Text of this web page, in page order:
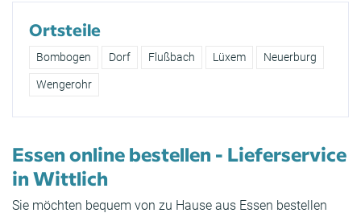
Ortsteile
Bombogen Dorf Flußbach Lüxem Neuerburg
Wengerohr
Essen online bestellen - Lieferservice
in Wittlich
Sie möchten bequem von zu Hause aus Essen bestellen